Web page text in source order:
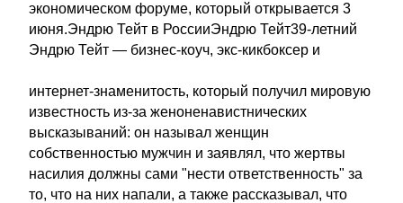
экономическом форуме, который открывается 3
июня.Эндрю Тейт в РоссииЭндрю Тейт39-летний
Эндрю Тейт — бизнес-коуч, экс-кикбоксер и
интернет-знаменитость, который получил мировую
известность из-за женоненавистнических
высказываний: он называл женщин
собственностью мужчин и заявлял, что жертвы
насилия должны сами "нести ответственность" за
то, что на них напали, а также рассказывал, что